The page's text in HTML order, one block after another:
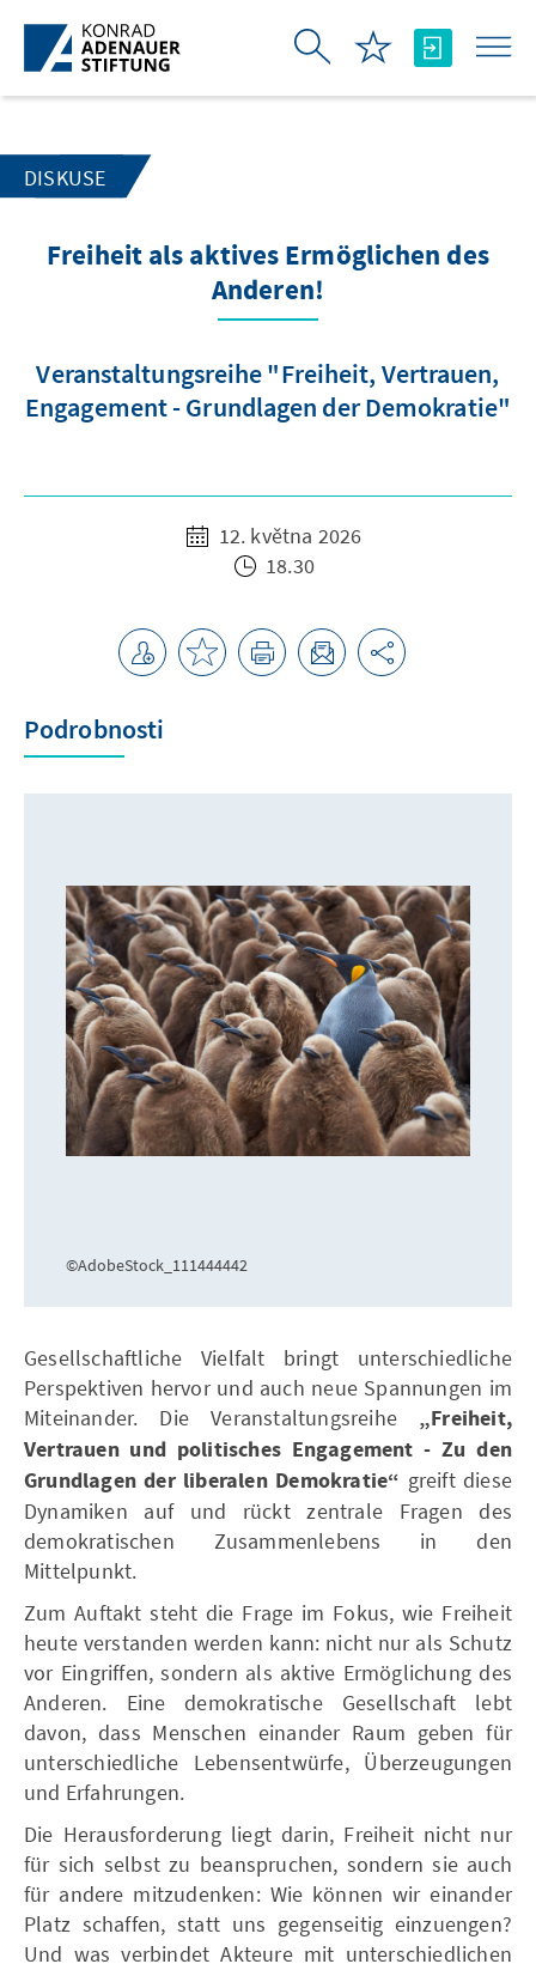
Skip to Main Content
DISKUSE
Freiheit als aktives Ermöglichen des
Anderen!
Veranstaltungsreihe "Freiheit, Vertrauen,
Engagement - Grundlagen der Demokratie"
12. května 2026
18.30
Podrobnosti
©AdobeStock_111444442
Gesellschaftliche Vielfalt bringt unterschiedliche
Perspektiven hervor und auch neue Spannungen im
Miteinander. Die Veranstaltungsreihe „Freiheit,
Vertrauen und politisches Engagement - Zu den
Grundlagen der liberalen Demokratie“ greift diese
Dynamiken auf und rückt zentrale Fragen des
demokratischen Zusammenlebens in den
Mittelpunkt.
Zum Auftakt steht die Frage im Fokus, wie Freiheit
heute verstanden werden kann: nicht nur als Schutz
vor Eingriffen, sondern als aktive Ermöglichung des
Anderen. Eine demokratische Gesellschaft lebt
davon, dass Menschen einander Raum geben für
unterschiedliche Lebensentwürfe, Überzeugungen
und Erfahrungen.
Die Herausforderung liegt darin, Freiheit nicht nur
für sich selbst zu beanspruchen, sondern sie auch
für andere mitzudenken: Wie können wir einander
Platz schaffen, statt uns gegenseitig einzuengen?
Und was verbindet Akteure mit unterschiedlichen